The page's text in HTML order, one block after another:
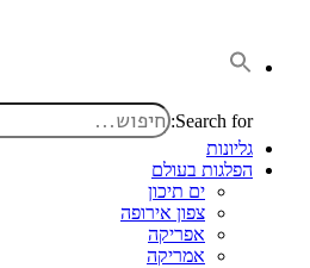
Search for:
גליונות
הפלגות בעולם
ים תיכון
צפון אירופה
אפריקה
אמריקה